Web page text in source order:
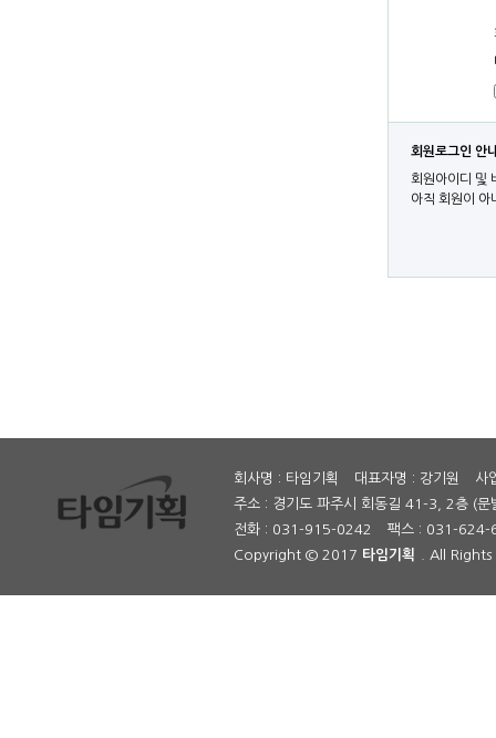
회원로그인 안
회원아이디 및
아직 회원이 아
회사명 : 타임기획 대표자명 : 강기원
사
주소 : 경기도 파주시 회동길 41-3, 2층 (문
전화 : 031-915-0242
팩스 : 031-624-
Copyright © 2017 타임기획 . All